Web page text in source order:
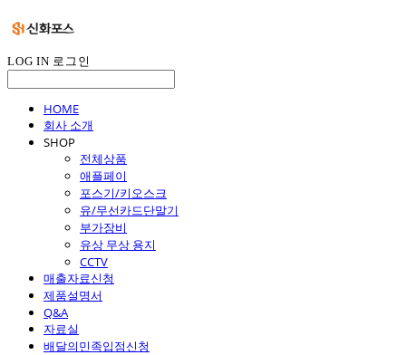
LOG IN 로그인
HOME
회사 소개
SHOP
전체상품
애플페이
포스기/키오스크
유/무선카드단말기
부가장비
유상 무상 용지
CCTV
매출자료신청
제품설명서
Q&A
자료실
배달의민족입점신청